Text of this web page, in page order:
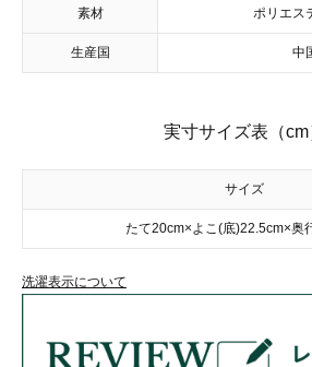
素材 ポリエス
生産国 中
実寸サイズ表（cm
サイズ
たて20cm×よこ(底)22.5cm×奥
洗濯表示について